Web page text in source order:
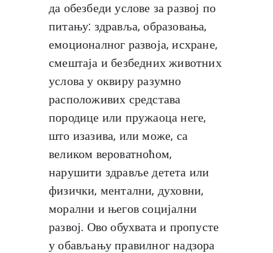
да обезбеди услове за развој по
питању: здравља, образовања,
емоционалног развоја, исхране,
смештаја и безбедних животних
услова у оквиру разумно
расположивих средстава
породице или пружаоца неге,
што изазива, или може, са
великом вероватноћом,
нарушити здравље детета или
физички, ментални, духовни,
морални и његов социјални
развој. Ово обухвата и пропусте
у обављању правилног надзора